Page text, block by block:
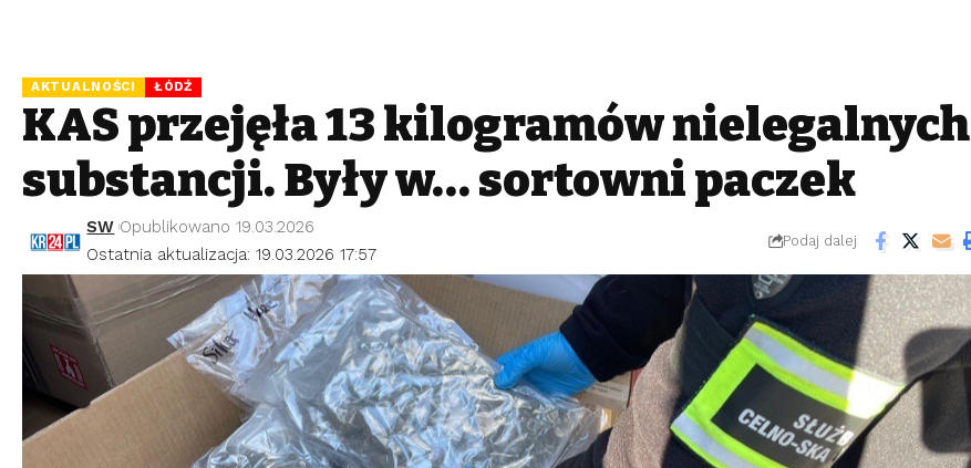
AKTUALNOŚCI ŁÓDŹ
KAS przejęła 13 kilogramów nielegalnych
substancji. Były w… sortowni paczek
Ostatnia aktualizacja: 19.03.2026 17:57
SW Opublikowano 19.03.2026
Podaj dalej